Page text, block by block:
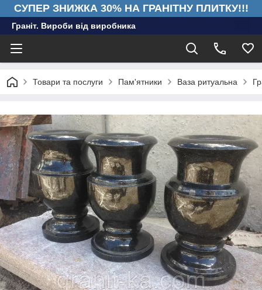
СУПЕР ЗНИЖКА 30% НА ГРАНІТНУ ПЛИТКУ!!!
Граніт. Вироби від виробника
Товари та послуги Пам'ятники Ваза ритуальна